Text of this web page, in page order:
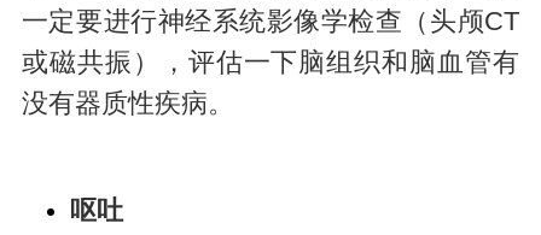
一定要进行神经系统影像学检查（头颅CT
或磁共振），评估一下脑组织和脑血管有
没有器质性疾病。
呕吐